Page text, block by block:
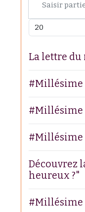
Afficher #
La lettre
#Millésime
#Millésime
#Millésime
Découvrez
heureux ?"
#Millésime